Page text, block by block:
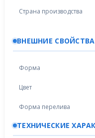
Страна производства
ВНЕШНИЕ СВОЙСТВА
Форма
Цвет
Форма перелива
ТЕХНИЧЕСКИЕ